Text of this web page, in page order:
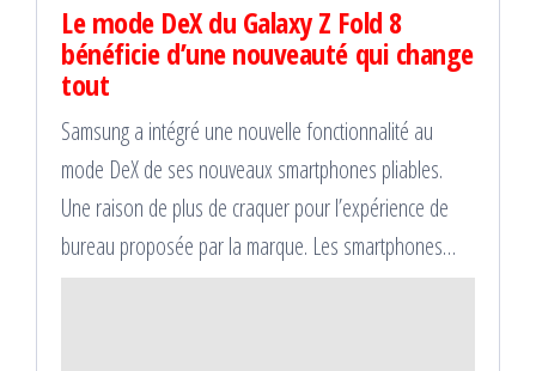
Le mode DeX du Galaxy Z Fold 8
bénéficie d’une nouveauté qui change
tout
Samsung a intégré une nouvelle fonctionnalité au
mode DeX de ses nouveaux smartphones pliables.
Une raison de plus de craquer pour l’expérience de
bureau proposée par la marque. Les smartphones…